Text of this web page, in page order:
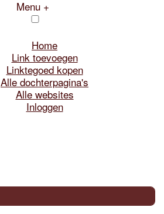
Menu +
Home
Link toevoegen
Linktegoed kopen
Alle dochterpagina's
Alle websites
Inloggen